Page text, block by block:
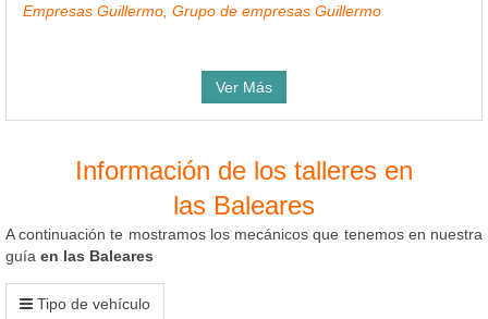
Empresas Guillermo, Grupo de empresas Guillermo
Ver Más
Información de los talleres en
las Baleares
A continuación te mostramos los mecánicos que tenemos en nuestra
guía en las Baleares
Tipo de vehículo